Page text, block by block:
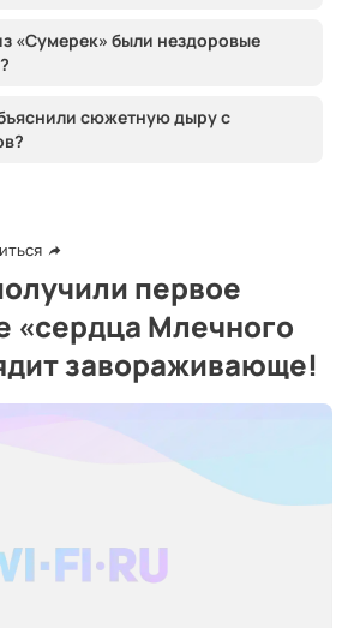
«Сумерек» были нездоровые
сюжетную дыру с
первое
«сердца Млечного
завораживающе!